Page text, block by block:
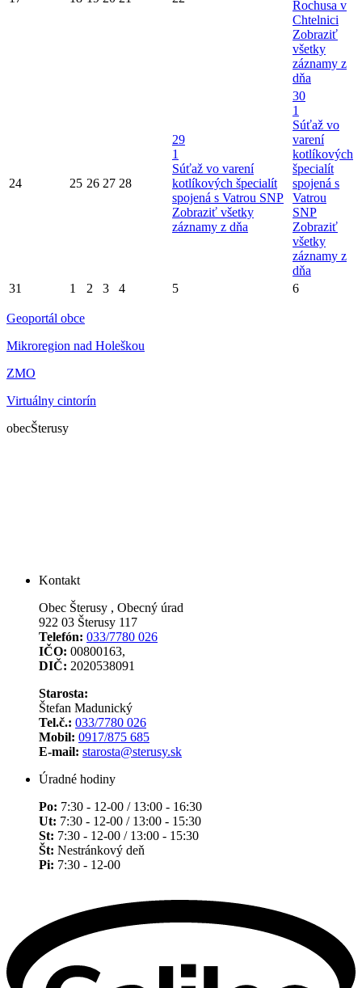
Rochusa v
Chtelnici
Zobraziť
všetky
záznamy z
dňa
24 25 26 27 28
29
1
Súťaž vo varení
kotlíkových špecialít
spojená s Vatrou SNP
Zobraziť všetky
záznamy z dňa
30
1
Súťaž vo
varení
kotlíkových
špecialít
spojená s
Vatrou
SNP
Zobraziť
všetky
záznamy z
dňa
31
1 2 3 4 5 6
Geoportál obce
Mikroregion nad Holeškou
ZMO
Virtuálny cintorín
obecŠterusy
Kontakt
Obec Šterusy , Obecný úrad
922 03 Šterusy 117
Telefón: 033/7780 026
IČO: 00800163,
DIČ: 2020538091
Starosta:
Štefan Madunický
Tel.č.: 033/7780 026
Mobil: 0917/875 685
E-mail: starosta@sterusy.sk
Úradné hodiny
Po: 7:30 - 12-00 / 13:00 - 16:30
Ut: 7:30 - 12-00 / 13:00 - 15:30
St: 7:30 - 12-00 / 13:00 - 15:30
Št: Nestránkový deň
Pi: 7:30 - 12-00